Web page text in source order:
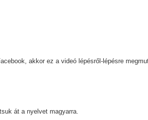
akkor ez a videó lépésről-lépésre
át a nyelvet magyarra.